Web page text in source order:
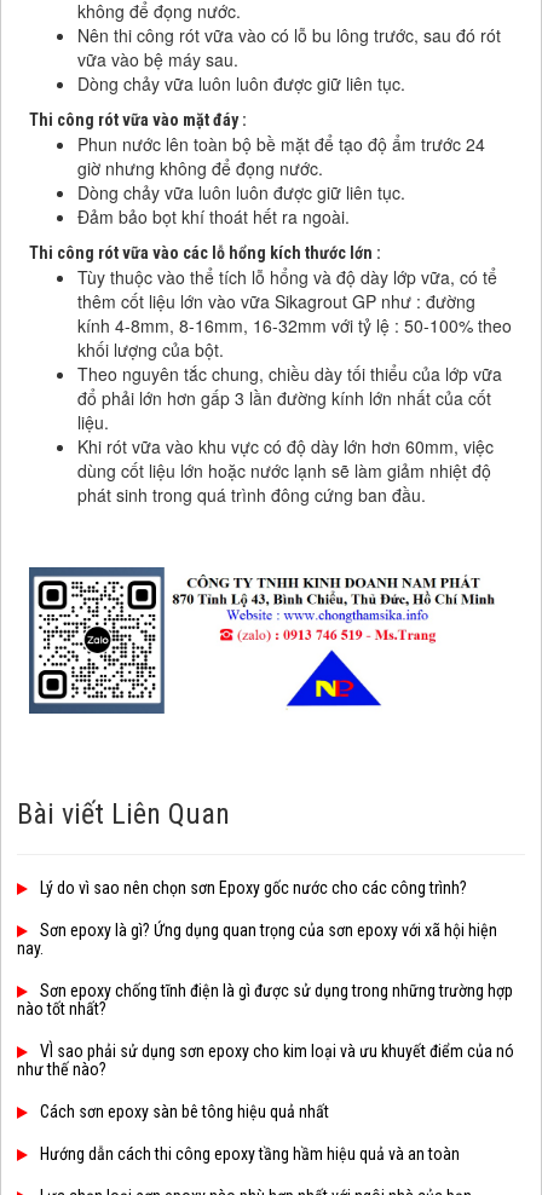
không để đọng nước.
Nên thi công rót vữa vào có lỗ bu lông trước, sau đó rót
vữa vào bệ máy sau.
Dòng chảy vữa luôn luôn được giữ liên tục.
Thi công rót vữa vào mặt đáy :
Phun nước lên toàn bộ bề mặt để tạo độ ẩm trước 24
giờ nhưng không để đọng nước.
Dòng chảy vữa luôn luôn được giữ liên tục.
Đảm bảo bọt khí thoát hết ra ngoài.
Thi công rót vữa vào các lỗ hổng kích thước lớn :
Tùy thuộc vào thể tích lỗ hổng và độ dày lớp vữa, có tể
thêm cốt liệu lớn vào vữa Sikagrout GP như : đường
kính 4-8mm, 8-16mm, 16-32mm với tỷ lệ : 50-100% theo
khối lượng của bột.
Theo nguyên tắc chung, chiều dày tối thiểu của lớp vữa
đổ phải lớn hơn gấp 3 lần đường kính lớn nhất của cốt
liệu.
Khi rót vữa vào khu vực có độ dày lớn hơn 60mm, việc
dùng cốt liệu lớn hoặc nước lạnh sẽ làm giảm nhiệt độ
phát sinh trong quá trình đông cứng ban đầu.
Bài viết Liên Quan
Lý do vì sao nên chọn sơn Epoxy gốc nước cho các công trình?
Sơn epoxy là gì? Ứng dụng quan trọng của sơn epoxy với xã hội hiện
nay.
Sơn epoxy chống tĩnh điện là gì được sử dụng trong những trường hợp
nào tốt nhất?
VÌ sao phải sử dụng sơn epoxy cho kim loại và ưu khuyết điểm của nó
như thế nào?
Cách sơn epoxy sàn bê tông hiệu quả nhất
Hướng dẫn cách thi công epoxy tầng hầm hiệu quả và an toàn